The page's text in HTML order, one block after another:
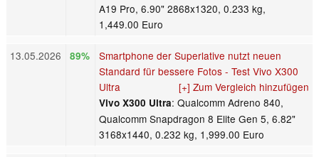
A19 Pro, 6.90" 2868x1320, 0.233 kg,
1,449.00 Euro
13.05.2026 89%
Smartphone der Superlative nutzt neuen
Standard für bessere Fotos - Test Vivo X300
Ultra
[+] Zum Vergleich hinzufügen
Vivo X300 Ultra: Qualcomm Adreno 840,
Qualcomm Snapdragon 8 Elite Gen 5, 6.82"
3168x1440, 0.232 kg, 1,999.00 Euro